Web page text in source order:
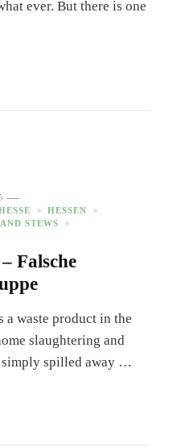
ever. But there is one
HESSEN
STEWS
Falsche
a waste product in the
slaughtering and
spilled away …